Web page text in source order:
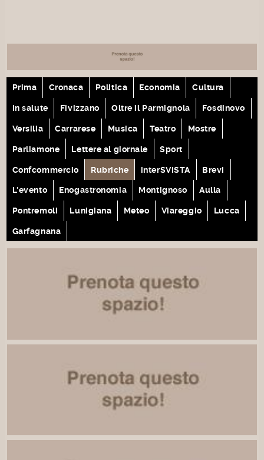
Prima Cronaca Politica Economia Cultura
In salute Fivizzano Oltre il Parmignola Fosdinovo
Versilia Carrarese Musica Teatro Mostre
Parliamone Lettere al giornale Sport
Confcommercio Rubriche interSVISTA Brevi
L'evento Enogastronomia Montignoso Aulla
Pontremoli Lunigiana Meteo Viareggio Lucca
Garfagnana